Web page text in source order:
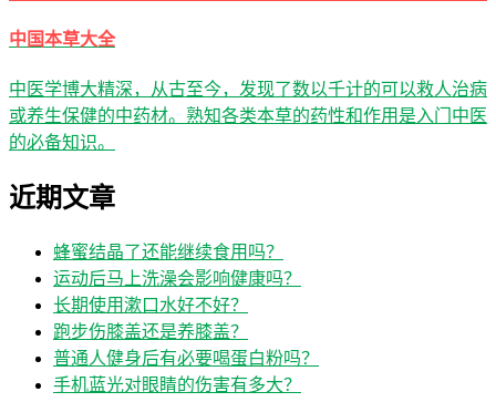
中国本草大全
中医学博大精深，从古至今，发现了数以千计的可以救人治病
或养生保健的中药材。熟知各类本草的药性和作用是入门中医
的必备知识。
近期文章
蜂蜜结晶了还能继续食用吗？
运动后马上洗澡会影响健康吗？
长期使用漱口水好不好？
跑步伤膝盖还是养膝盖？
普通人健身后有必要喝蛋白粉吗？
手机蓝光对眼睛的伤害有多大？